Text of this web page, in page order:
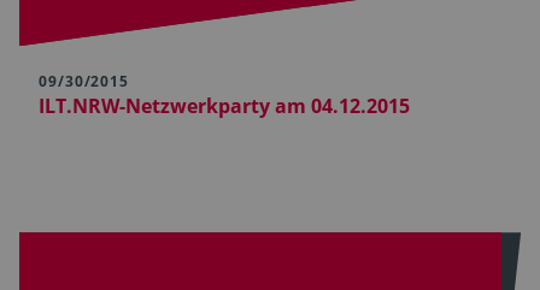
09/30/2015
ILT.NRW-Netzwerkparty am 04.12.2015